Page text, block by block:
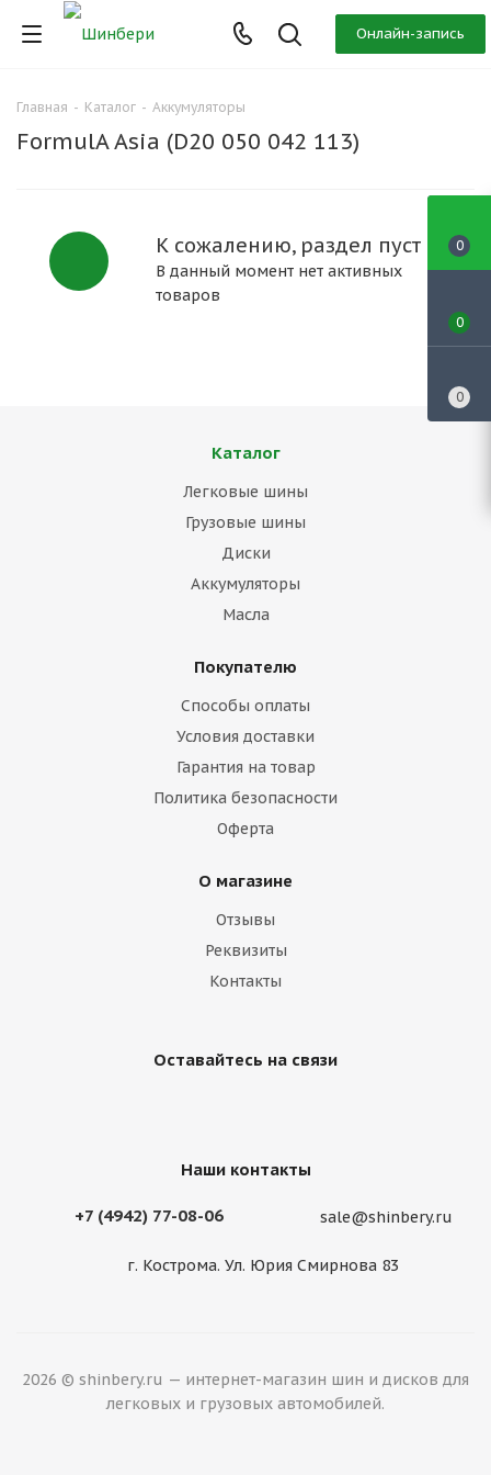
Онлайн-запись
Главная - Каталог - Аккумуляторы
FormulA Asia (D20 050 042 113)
К сожалению, раздел пуст
В данный момент нет активных
товаров
Каталог
Легковые шины
Грузовые шины
Диски
Аккумуляторы
Масла
Покупателю
Способы оплаты
Условия доставки
Гарантия на товар
Политика безопасности
Оферта
О магазине
Отзывы
Реквизиты
Контакты
Оставайтесь на связи
Наши контакты
+7 (4942) 77-08-06 sale@shinbery.ru
г. Кострома. Ул. Юрия Смирнова 83
2026 © shinbery.ru — интернет-магазин шин и дисков для
легковых и грузовых автомобилей.
0
0
0